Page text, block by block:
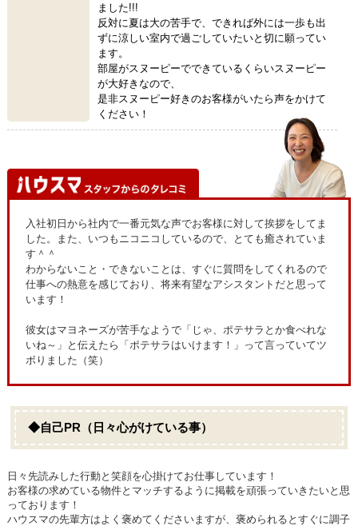
ました!!!
反対に夏は大の苦手で、できれば外には一歩も出
ずに涼しい室内で過ごしていたいと切に願ってい
ます。
部屋がスヌーピーでできているくらいスヌーピー
が大好きなので、
是非スヌーピー好きのお客様がいたら声をかけて
ください！
入社初日から社内で一番元気な声でお客様に対して挨拶をしてま
した。また、いつもニコニコしているので、とても癒されていま
す＾＾
わからないこと・できないことは、すぐに質問をしてくれるので
仕事への熱意を感じており、将来有望なアシスタントだと思って
います！
彼女はマヨネーズが苦手なようで「じゃ、ポテサラとか食べれな
いね～」と伝えたら「ポテサラはいけます！」って言っていてツ
ボりました（笑）
◆自己PR（日々心がけている事）
日々先読みした行動と笑顔を心掛けてお仕事しています！
お客様の求めている物件とマッチするように掲載を頑張っていきたいと思
っております！
ハウスマの先輩方はよく褒めてくださいますが、褒められるとすぐに調子